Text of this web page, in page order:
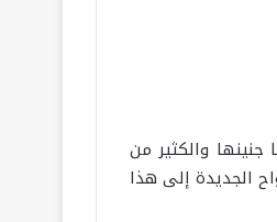
جنينها والكثير من
الجديدة إلى هذا